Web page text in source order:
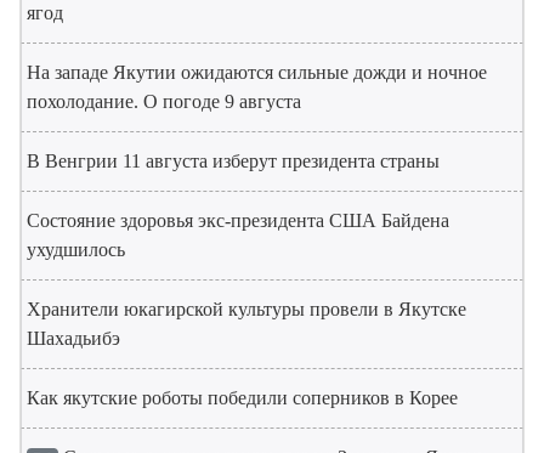
ягод
На западе Якутии ожидаются сильные дожди и ночное
похолодание. О погоде 9 августа
В Венгрии 11 августа изберут президента страны
Состояние здоровья экс-президента США Байдена
ухудшилось
Хранители юкагирской культуры провели в Якутске
Шахадьибэ
Как якутские роботы победили соперников в Корее